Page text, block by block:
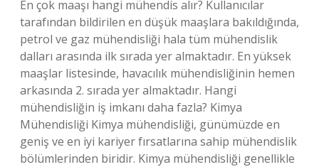
En çok maaşı hangi mühendis alır? Kullanıcılar
tarafından bildirilen en düşük maaşlara bakıldığında,
petrol ve gaz mühendisliği hala tüm mühendislik
dalları arasında ilk sırada yer almaktadır. En yüksek
maaşlar listesinde, havacılık mühendisliğinin hemen
arkasında 2. sırada yer almaktadır. Hangi
mühendisliğin iş imkanı daha fazla? Kimya
Mühendisliği Kimya mühendisliği, günümüzde en
geniş ve en iyi kariyer fırsatlarına sahip mühendislik
bölümlerinden biridir. Kimya mühendisliği genellikle